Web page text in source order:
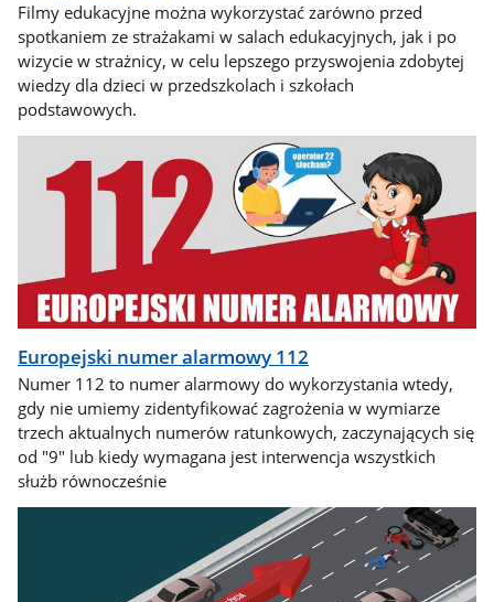
Filmy edukacyjne można wykorzystać zarówno przed
spotkaniem ze strażakami w salach edukacyjnych, jak i po
wizycie w strażnicy, w celu lepszego przyswojenia zdobytej
wiedzy dla dzieci w przedszkolach i szkołach
podstawowych.
Europejski numer alarmowy 112
Numer 112 to numer alarmowy do wykorzystania wtedy,
gdy nie umiemy zidentyfikować zagrożenia w wymiarze
trzech aktualnych numerów ratunkowych, zaczynających się
od "9" lub kiedy wymagana jest interwencja wszystkich
służb równocześnie